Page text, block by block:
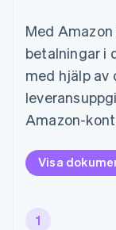
Med
betalningar i
med hjälp av
Amazon-
Visa
1